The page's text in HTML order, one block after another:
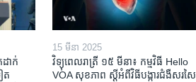
ដាក់​
ត​
15 មីនា 2025
វិទ្យុពេលរាត្រី ១៥ មីនា៖ កម្មវិធី ​Hello
VOA សុខភាព ស្ដី​អំពី​វិធី​បង្ការ​ជំងឺ​សរសៃ​